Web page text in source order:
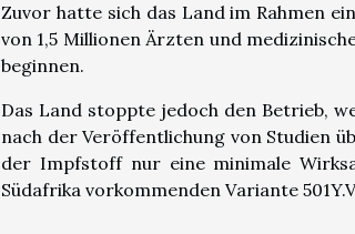
Zuvor hatte sich das Land im Rahmen
von 1,5 Millionen Ärzten und
beginnen.
Das Land stoppte jedoch den Betrieb,
nach der Veröffentlichung von Studien
der Impfstoff nur eine minimale
Südafrika vorkommenden Variante